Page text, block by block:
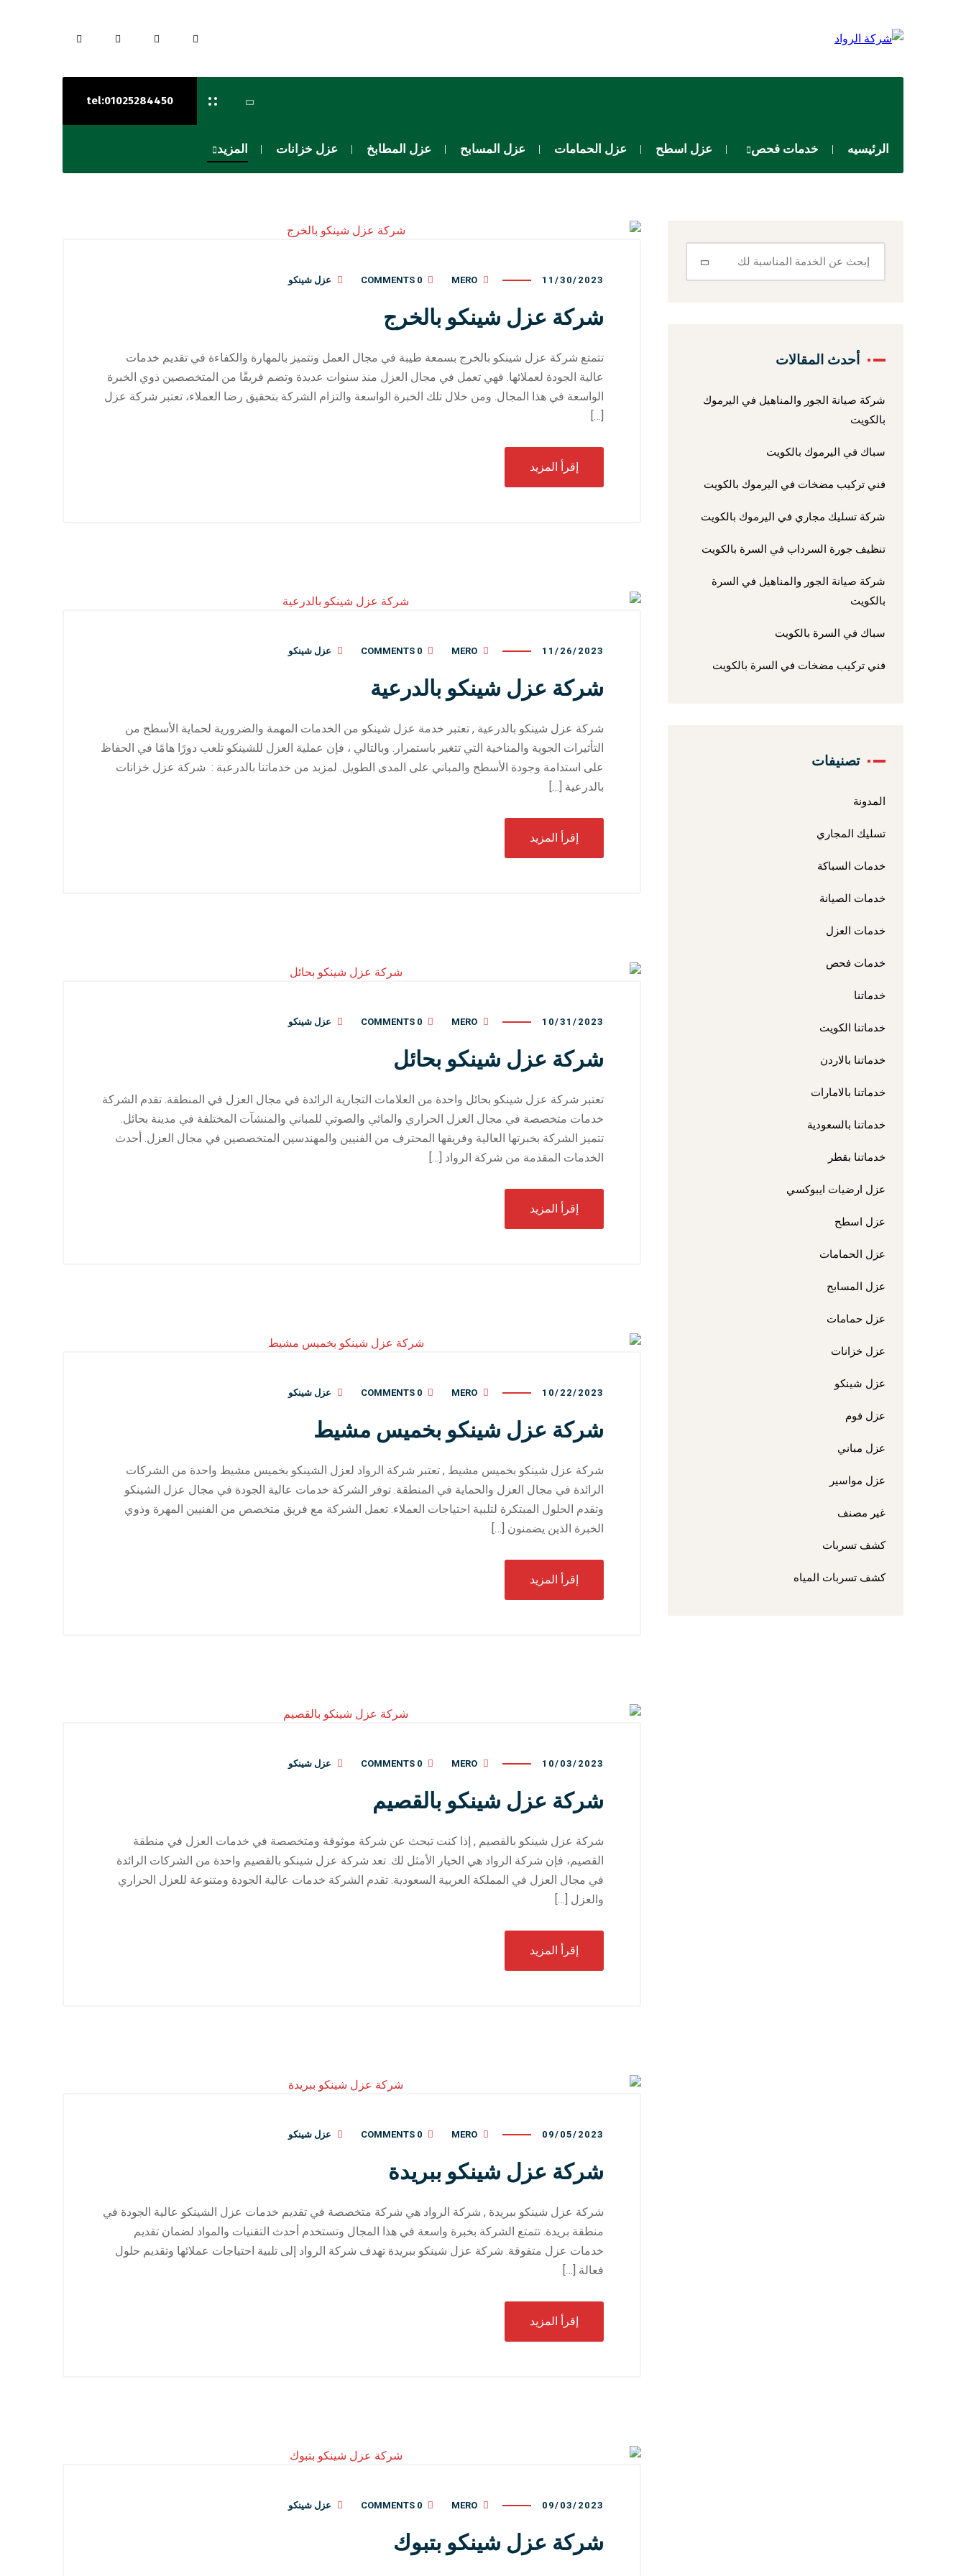
tel:01025284450
الرئيسيه خدمات فحص عزل اسطح عزل الحمامات عزل المسابح عزل المطابخ عزل خزانات المزيد
11/30/2023
MERO
0 COMMENTS عزل شينكو
شركة عزل شينكو بالخرج
تتمتع شركة عزل شينكو بالخرج بسمعة طيبة في مجال العمل وتتميز بالمهارة والكفاءة في تقديم خدمات
عالية الجودة لعملائها. فهي تعمل في مجال العزل منذ سنوات عديدة وتضم فريقًا من المتخصصين ذوي الخبرة
الواسعة في هذا المجال. ومن خلال تلك الخبرة الواسعة والتزام الشركة بتحقيق رضا العملاء، تعتبر شركة عزل
[…]
إقرأ المزيد
11/26/2023
MERO
0 COMMENTS عزل شينكو
شركة عزل شينكو بالدرعية
شركة عزل شينكو بالدرعية , تعتبر خدمة عزل شينكو من الخدمات المهمة والضرورية لحماية الأسطح من
التأثيرات الجوية والمناخية التي تتغير باستمرار. وبالتالي ، فإن عملية العزل للشينكو تلعب دورًا هامًا في الحفاظ
على استدامة وجودة الأسطح والمباني على المدى الطويل. لمزبد من خدماتنا بالدرعبة : شركة عزل خزانات
بالدرعية […]
إقرأ المزيد
10/31/2023
MERO
0 COMMENTS عزل شينكو
شركة عزل شينكو بحائل
تعتبر شركة عزل شينكو بحائل واحدة من العلامات التجارية الرائدة في مجال العزل في المنطقة. تقدم الشركة
خدمات متخصصة في مجال العزل الحراري والمائي والصوتي للمباني والمنشآت المختلفة في مدينة بحائل.
تتميز الشركة بخبرتها العالية وفريقها المحترف من الفنيين والمهندسين المتخصصين في مجال العزل. أحدث
الخدمات المقدمة من شركة الرواد […]
إقرأ المزيد
10/22/2023
MERO
0 COMMENTS عزل شينكو
شركة عزل شينكو بخميس مشيط
شركة عزل شينكو بخميس مشيط , تعتبر شركة الرواد لعزل الشينكو بخميس مشيط واحدة من الشركات
الرائدة في مجال العزل والحماية في المنطقة. توفر الشركة خدمات عالية الجودة في مجال عزل الشينكو
وتقدم الحلول المبتكرة لتلبية احتياجات العملاء. تعمل الشركة مع فريق متخصص من الفنيين المهرة وذوي
الخبرة الذين يضمنون […]
إقرأ المزيد
10/03/2023
MERO
0 COMMENTS عزل شينكو
شركة عزل شينكو بالقصيم
شركة عزل شينكو بالقصيم , إذا كنت تبحث عن شركة موثوقة ومتخصصة في خدمات العزل في منطقة
القصيم، فإن شركة الرواد هي الخيار الأمثل لك. تعد شركة عزل شينكو بالقصيم واحدة من الشركات الرائدة
في مجال العزل في المملكة العربية السعودية. تقدم الشركة خدمات عالية الجودة ومتنوعة للعزل الحراري
والعزل […]
إقرأ المزيد
09/05/2023
MERO
0 COMMENTS عزل شينكو
شركة عزل شينكو ببريدة
شركة عزل شينكو ببريدة , شركة الرواد هي شركة متخصصة في تقديم خدمات عزل الشينكو عالية الجودة في
منطقة بريدة. تتمتع الشركة بخبرة واسعة في هذا المجال وتستخدم أحدث التقنيات والمواد لضمان تقديم
خدمات عزل متفوقة. شركة عزل شينكو ببريدة تهدف شركة الرواد إلى تلبية احتياجات عملائها وتقديم حلول
فعالة […]
إقرأ المزيد
09/03/2023
MERO
0 COMMENTS عزل شينكو
شركة عزل شينكو بتبوك
أحدث المقالات
شركة صيانة الجور والمناهيل في اليرموك
بالكويت
سباك في اليرموك بالكويت
فني تركيب مضخات في اليرموك بالكويت
شركة تسليك مجاري في اليرموك بالكويت
تنظيف جورة السرداب في السرة بالكويت
شركة صيانة الجور والمناهيل في السرة
بالكويت
سباك في السرة بالكويت
فني تركيب مضخات في السرة بالكويت
تصنيفات
المدونة
تسليك المجاري
خدمات السباكة
خدمات الصيانة
خدمات العزل
خدمات فحص
خدماتنا
خدماتنا الكويت
خدماتنا بالاردن
خدماتنا بالامارات
خدماتنا بالسعودية
خدماتنا بقطر
عزل ارضيات ايبوكسي
عزل اسطح
عزل الحمامات
عزل المسابح
عزل حمامات
عزل خزانات
عزل شينكو
عزل فوم
عزل مباني
عزل مواسير
غير مصنف
كشف تسربات
كشف تسربات المياه